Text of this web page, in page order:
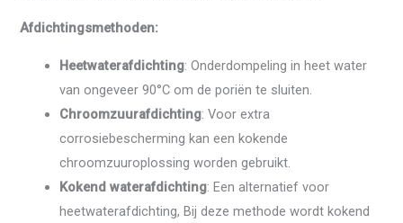
Afdichtingsmethoden:
Heetwaterafdichting: Onderdompeling in heet water
van ongeveer 90°C om de poriën te sluiten.
Chroomzuurafdichting: Voor extra
corrosiebescherming kan een kokende
chroomzuuroplossing worden gebruikt.
Kokend waterafdichting: Een alternatief voor
heetwaterafdichting, Bij deze methode wordt kokend